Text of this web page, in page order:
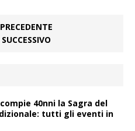
40nni la Sagra del
tutti gli eventi in